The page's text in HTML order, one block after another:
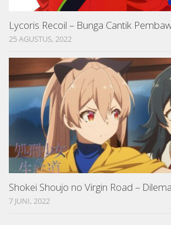
Lycoris Recoil – Bunga Cantik
25 AGUSTUS, 2022
Shokei Shoujo no Virgin Road –
7 JUNI, 2022